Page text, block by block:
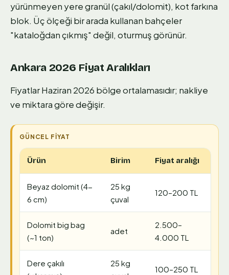
yürünmeyen yere granül (çakıl/dolomit), kot farkına
blok. Üç ölçeği bir arada kullanan bahçeler
"kataloğdan çıkmış" değil, oturmuş görünür.
Ankara 2026 Fiyat Aralıkları
Fiyatlar Haziran 2026 bölge ortalamasıdır; nakliye
ve miktara göre değişir.
Ürün Birim Fiyat aralığı
Beyaz dolomit (4-
6 cm)
25 kg
çuval
120–200 TL
Dolomit big bag
(~1 ton)
adet
2.500–
4.000 TL
Dere çakılı
25 kg
100–250 TL